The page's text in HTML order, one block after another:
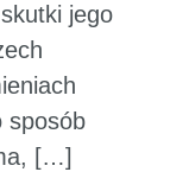
jego
sposób
[…]